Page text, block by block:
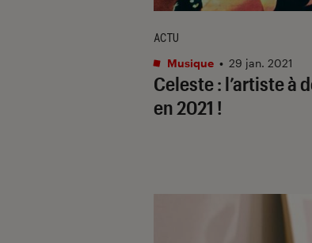
Celeste : l’artiste à
en 2021 !
ACTU
Musique • 29 jan. 2021